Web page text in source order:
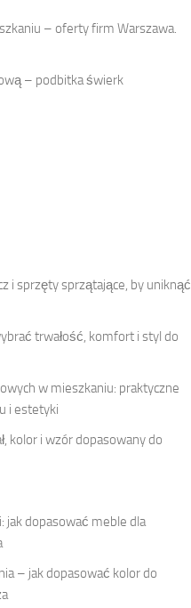
– oferty firm Warszawa.
– podbitka świerk
i sprzęty sprzątające, by uniknąć
trwałość, komfort i styl do
w mieszkaniu: praktyczne
i estetyki
kolor i wzór dopasowany do
jak dopasować meble dla
– jak dopasować kolor do